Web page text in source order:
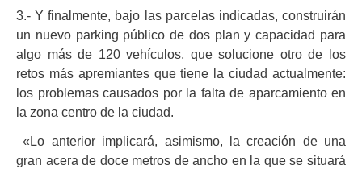
3.- Y finalmente, bajo las parcelas indicadas, construirán
un nuevo parking público de dos plan y capacidad para
algo más de 120 vehículos, que solucione otro de los
retos más apremiantes que tiene la ciudad actualmente:
los problemas causados por la falta de aparcamiento en
la zona centro de la ciudad.
«Lo anterior implicará, asimismo, la creación de una
gran acera de doce metros de ancho en la que se situará